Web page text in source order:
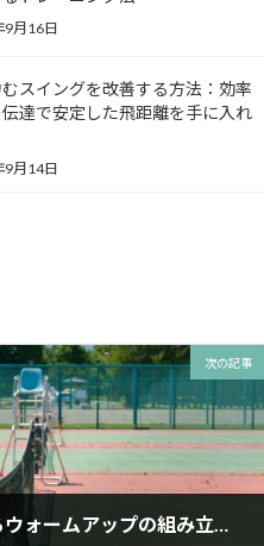
9月16日
スイングを改善する方法：効率
達で安定した飛距離を手に入れ
9月14日
次の記事